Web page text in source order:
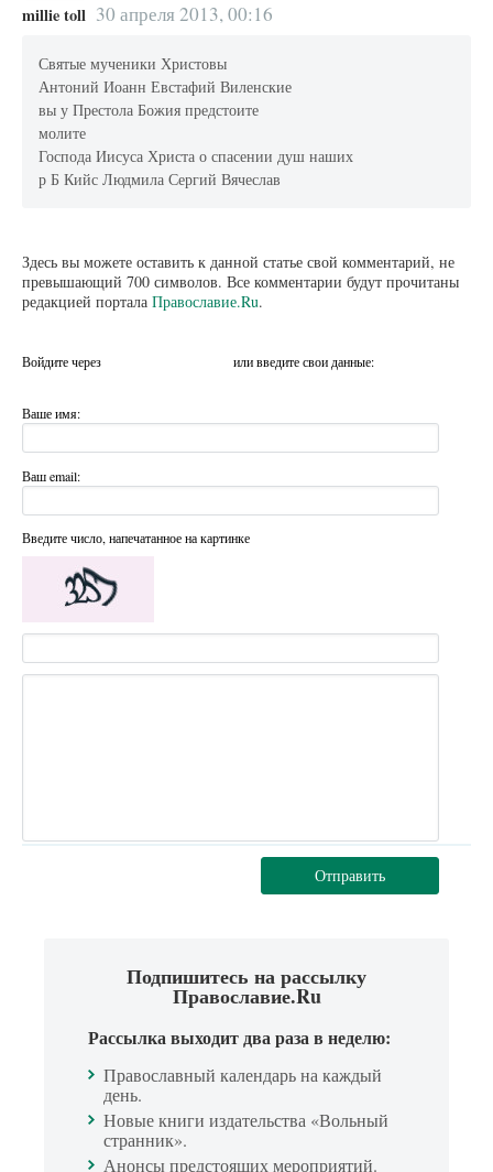
millie toll 30 апреля 2013, 00:16
Святые мученики Христовы
Антоний Иоанн Евстафий Виленские
вы у Престола Божия предстоите
молите
Господа Иисуса Христа о спасении душ наших
р Б Кийс Людмила Сергий Вячеслав
Здесь вы можете оставить к данной статье свой комментарий, не
превышающий 700 символов. Все комментарии будут прочитаны
редакцией портала Православие.Ru.
Войдите через или введите свои данные:
Ваше имя:
Ваш email:
Введите число, напечатанное на картинке
Отправить
Подпишитесь на рассылку
Православие.Ru
Рассылка выходит два раза в неделю:
Православный календарь на каждый
день.
Новые книги издательства «Вольный
странник».
Анонсы предстоящих мероприятий.